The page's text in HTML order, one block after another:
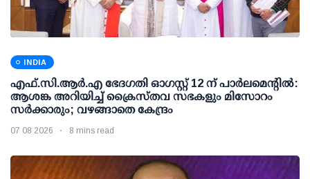
INDIA
എഫ്.സി.ആര്‍.എ ഭേദഗതി ഓഗസ്റ്റ് 12 ന് പാര്‍ലമെന്റില്‍:
ആശങ്ക അറിയിച്ച് ക്രൈസ്തവ സഭകളും മിസോറം
സര്‍ക്കാരും; വഴങ്ങാതെ കേന്ദ്രം
07 08 2026 8 mins read